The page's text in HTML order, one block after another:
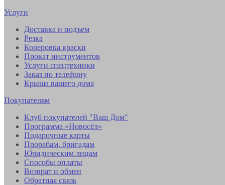
Услуги
Доставка и подъем
Резка
Колеровка краски
Прокат инструментов
Услуги спецтехники
Заказ по телефону
Крыша вашего дома
Покупателям
Клуб покупателей "Ваш Дом"
Программа «Новосёл»
Подарочные карты
Прорабам, бригадам
Юридическим лицам
Способы оплаты
Возврат и обмен
Обратная связь